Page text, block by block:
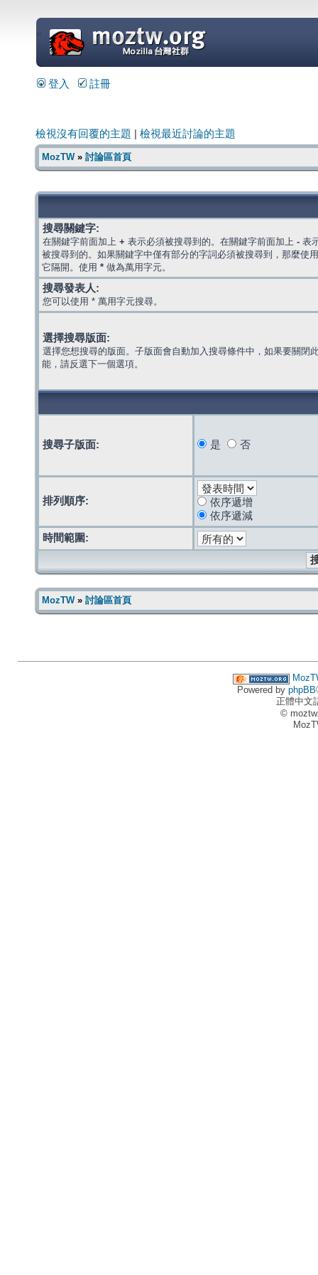
=
登入 註冊
檢視沒有回覆的主題 檢視最近討論的主題
MozTW» 討論區首頁
搜尋關鍵字:
在關鍵字前面加上 + 表示必須被搜尋到的。在關鍵字前面加上 - 表
被搜尋到的。如果關鍵字中僅有部分的字詞必須被搜尋到，那麼使
它隔開。使用 * 做為萬用字元。
搜尋發表人:
您可以使用 * 萬用字元搜尋。
選擇搜尋版面:
選擇您想搜尋的版面。子版面會自動加入搜尋條件中，如果要關閉
能，請反選下一個選項。
搜尋子版面: 是 否
排列順序:
依序遞增
依序遞減
時間範圍:
MozTW» 討論區首頁
Powered by phpBB
正體中文
©